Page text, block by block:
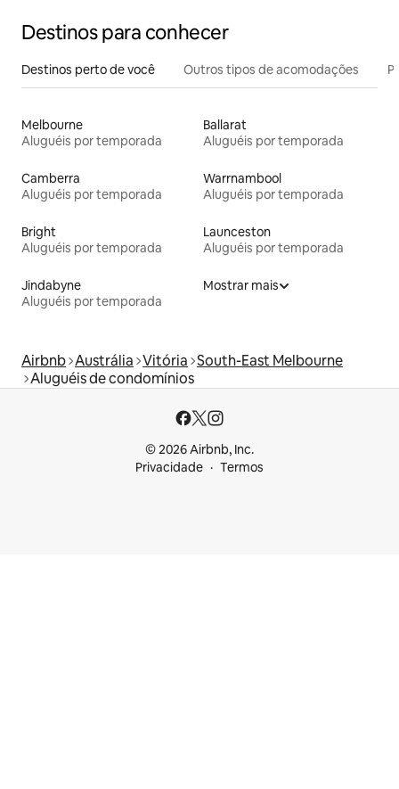
Destinos para conhecer
Destinos perto de você Outros tipos de acomodações
Melbourne
Aluguéis por temporada
Ballarat
Aluguéis por temporada
Camberra
Aluguéis por temporada
Warrnambool
Aluguéis por temporada
Bright
Aluguéis por temporada
Launceston
Aluguéis por temporada
Jindabyne
Aluguéis por temporada
Mostrar mais
Airbnb Austrália Vitória South-East Melbourne
Aluguéis de condomínios
© 2026 Airbnb, Inc.
Privacidade
Termos